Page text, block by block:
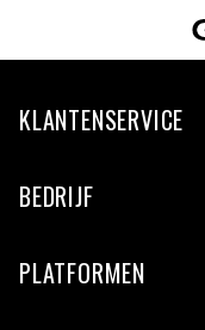
KLANTENSERVICE
BEDRIJF
PLATFORMEN